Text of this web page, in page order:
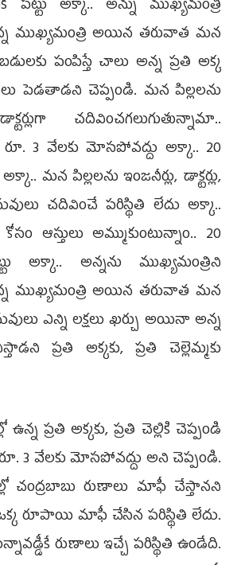
పట్టు అక్కా.. అన్ను ముఖ్యమంత్రి
ముఖ్యమంత్రి అయిన తరువాత మన
పంపిస్తే చాలు అన్న ప్రతి అక్క
పెడతాడని చెప్పండి. మన పిల్లలను
చదివించగలుగుతున్నామా..
రూ. 3 వేలకు మోసపోవద్దు అక్కా.. 20
మన పిల్లలను ఇంజనీర్లు, డాక్టర్లు,
చదివించే పరిస్థితి లేదు అక్కా..
ఆస్తులు అమ్ముకుంటున్నాం.. 20
అక్కా.. అన్నను ముఖ్యమంత్రిని
ముఖ్యమంత్రి అయిన తరువాత మన
ఎన్ని లక్షలు ఖర్చు అయినా అన్న
ప్రతి అక్కకు, ప్రతి చెల్లెమ్మకు
ప్రతి అక్కకు, ప్రతి చెల్లికి చెప్పండి
3 వేలకు మోసపోవద్దు అని చెప్పండి.
చంద్రబాబు రుణాలు మాఫీ చేస్తానని
రూపాయి మాఫీ చేసిన పరిస్థితి లేదు.
రుణాలు ఇచ్చే పరిస్థితి ఉండేది.